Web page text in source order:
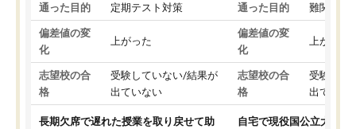
通った目的 定期テスト対策
偏差値の変
化
上がった
志望校の合
格
受験していない/結果が
出ていない
長期欠席で遅れた授業を取り戻せて助
通った目的 難関私立
偏差値の変
化
上がった
志望校の合
格
受験して
出ていな
自宅で現役国公立大学生